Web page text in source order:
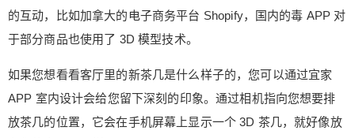
的互动，比如加拿大的电子商务平台 Shopify，国内的毒 APP 对
于部分商品也使用了 3D 模型技术。
如果您想看看客厅里的新茶几是什么样子的，您可以通过宜家
APP 室内设计会给您留下深刻的印象。通过相机指向您想要排
放茶几的位置，它会在手机屏幕上显示一个 3D 茶几，就好像放